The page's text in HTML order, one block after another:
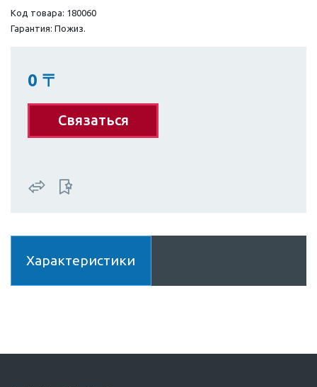
Код товара: 180060
Гарантия: Пожиз.
0 〒
Связаться
Характеристики